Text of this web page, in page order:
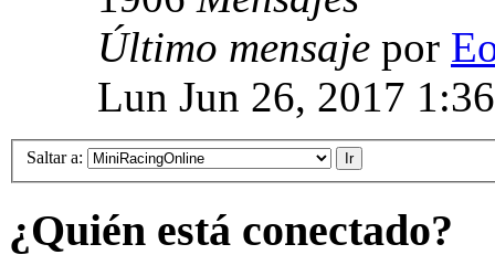
Último mensaje por
Lun Jun 26, 2017
Saltar a:
¿Quién está conectado?